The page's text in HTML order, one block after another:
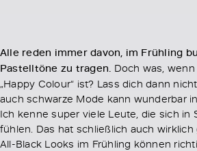
Alle reden immer davon, im Frühling
Pastelltöne zu tragen. Doch was,
„Happy Colour“ ist? Lass dich dann
auch schwarze Mode kann wunderbar
Ich kenne super viele Leute, die sich in
fühlen. Das hat schließlich auch
All-Black Looks im Frühling können